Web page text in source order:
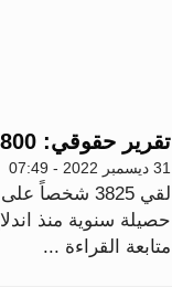
تقرير حقوقي: 3800 قتيل في سوريا بينهم 321 طفلاً خلال 2022
31 ديسمبر 2022 - 07:49
حصيلة سنوية منذ اندلاع
متابعة القراءة ...